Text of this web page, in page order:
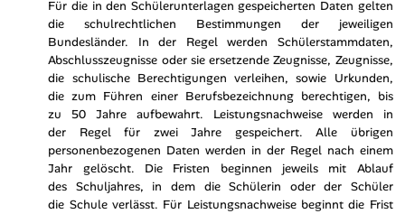
Für die in den Schülerunterlagen gespeicherten Daten gelten
die schulrechtlichen Bestimmungen der jeweiligen
Bundesländer. In der Regel werden Schülerstammdaten,
Abschlusszeugnisse oder sie ersetzende Zeugnisse, Zeugnisse,
die schulische Berechtigungen verleihen, sowie Urkunden,
die zum Führen einer Berufsbezeichnung berechtigen, bis
zu 50 Jahre aufbewahrt. Leistungsnachweise werden in
der Regel für zwei Jahre gespeichert. Alle übrigen
personenbezogenen Daten werden in der Regel nach einem
Jahr gelöscht. Die Fristen beginnen jeweils mit Ablauf
des Schuljahres, in dem die Schülerin oder der Schüler
die Schule verlässt. Für Leistungsnachweise beginnt die Frist